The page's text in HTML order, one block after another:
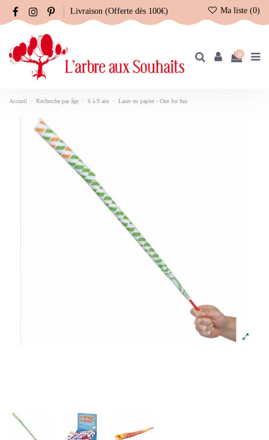
Livraison (Offerte dès 100€) Ma liste (0)
0
Accueil Recherche par âge 6 à 9 ans Laser en papier - One for fun